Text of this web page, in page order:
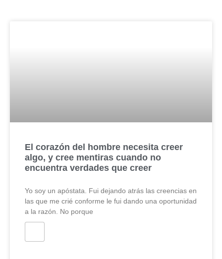
El corazón del hombre necesita creer
algo, y cree mentiras cuando no
encuentra verdades que creer
Yo soy un apóstata. Fui dejando atrás las creencias en
las que me crié conforme le fui dando una oportunidad
a la razón. No porque